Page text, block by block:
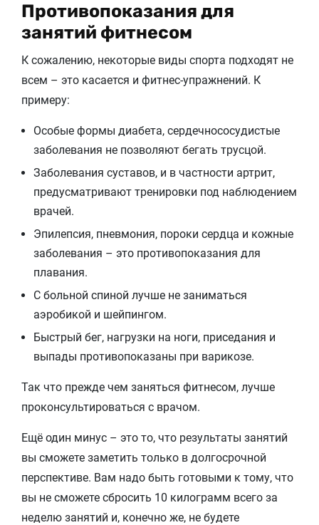
Противопоказания для
занятий фитнесом
К сожалению, некоторые виды спорта подходят не
всем – это каcается и фитнес-упражнений. К
примеру:
Особые формы диабета, сердечнососудистые
заболевания не позволяют бегать трусцой.
Заболевания суставов, и в частности артрит,
предусматривают тренировки под наблюдением
врачей.
Эпилепсия, пневмония, пороки сердца и кожные
заболевания – это противопоказания для
плавания.
С больной спиной лучше не заниматься
аэробикой и шейпингом.
Быстрый бег, нагрузки на ноги, приседания и
выпады противопоказаны при варикозе.
Так что прежде чем заняться фитнесом, лучше
проконсультироваться с врачом.
Ещё один минус – это то, что результаты занятий
вы сможете заметить только в долгосрочной
перспективе. Вам надо быть готовыми к тому, что
вы не сможете сбросить 10 килограмм всего за
неделю занятий и, конечно же, не будете